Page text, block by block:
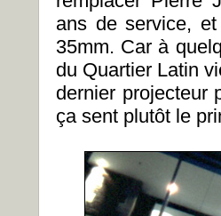
ans de service,
35mm. Car à
du Quartier Latin
dernier projecteur
ça sent plutôt le